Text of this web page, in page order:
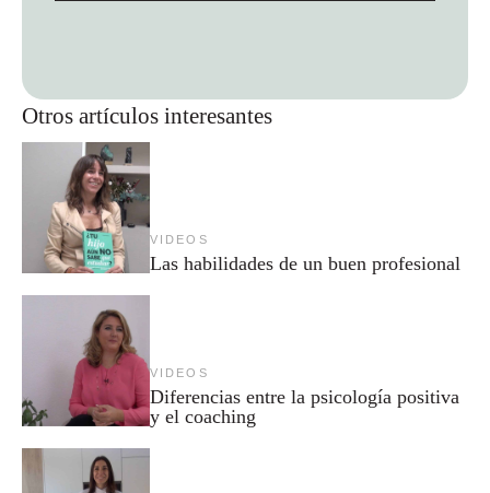
Otros artículos interesantes
VIDEOS
Las habilidades de un buen profesional
VIDEOS
Diferencias entre la psicología positiva
y el coaching